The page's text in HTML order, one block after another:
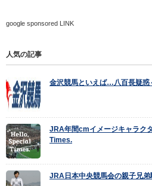
google sponsored LINK
人気の記事
金沢競馬といえば…八百長疑惑
JRA年間cmイメージキャラク
Times.
JRA日本中央競馬会の親子兄弟